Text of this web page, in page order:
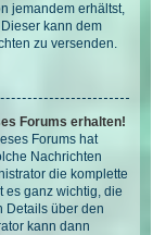
jemandem erhältst,
kann dem
zu versenden.
Forums erhalten!
Forums hat
Nachrichten
die komplette
es ganz wichtig, die
Details über den
kann dann